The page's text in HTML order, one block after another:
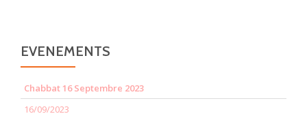
EVENEMENTS
Chabbat 16 Septembre 2023
16/09/2023